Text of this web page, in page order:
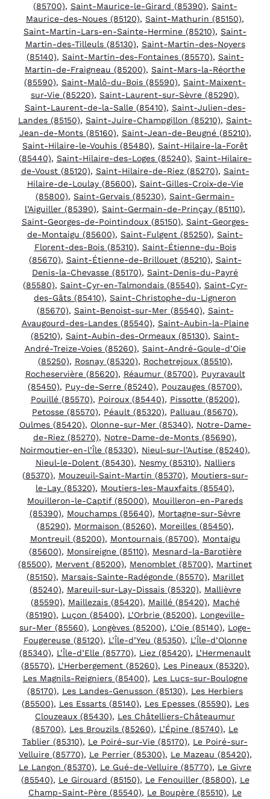
(85700), Saint-Maurice-le-Girard (85390), Saint-
Maurice-des-Noues (85120), Saint-Mathurin (85150),
Saint-Martin-Lars-en-Sainte-Hermine (85210), Saint-
Martin-des-Tilleuls (85130), Saint-Martin-des-Noyers
(85140), Saint-Martin-des-Fontaines (85570), Saint-
Martin-de-Fraigneau (85200), Saint-Mars-la-Réorthe
(85590), Saint-Malô-du-Bois (85590), Saint-Maixent-
sur-Vie (85220), Saint-Laurent-sur-Sèvre (85290),
Saint-Laurent-de-la-Salle (85410), Saint-Julien-des-
Landes (85150), Saint-Juire-Champgillon (85210), Saint-
Jean-de-Monts (85160), Saint-Jean-de-Beugné (85210),
Saint-Hilaire-le-Vouhis (85480), Saint-Hilaire-la-Forêt
(85440), Saint-Hilaire-des-Loges (85240), Saint-Hilaire-
de-Voust (85120), Saint-Hilaire-de-Riez (85270), Saint-
Hilaire-de-Loulay (85600), Saint-Gilles-Croix-de-Vie
(85800), Saint-Gervais (85230), Saint-Germain-
l’Aiguiller (85390), Saint-Germain-de-Prinçay (85110),
Saint-Georges-de-Pointindoux (85150), Saint-Georges-
de-Montaigu (85600), Saint-Fulgent (85250), Saint-
Florent-des-Bois (85310), Saint-Étienne-du-Bois
(85670), Saint-Étienne-de-Brillouet (85210), Saint-
Denis-la-Chevasse (85170), Saint-Denis-du-Payré
(85580), Saint-Cyr-en-Talmondais (85540), Saint-Cyr-
des-Gâts (85410), Saint-Christophe-du-Ligneron
(85670), Saint-Benoist-sur-Mer (85540), Saint-
Avaugourd-des-Landes (85540), Saint-Aubin-la-Plaine
(85210), Saint-Aubin-des-Ormeaux (85130), Saint-
André-Treize-Voies (85260), Saint-André-Goule-d’Oie
(85250), Rosnay (85320), Rochetrejoux (85510),
Rocheservière (85620), Réaumur (85700), Puyravault
(85450), Puy-de-Serre (85240), Pouzauges (85700),
Pouillé (85570), Poiroux (85440), Pissotte (85200),
Petosse (85570), Péault (85320), Palluau (85670),
Oulmes (85420), Olonne-sur-Mer (85340), Notre-Dame-
de-Riez (85270), Notre-Dame-de-Monts (85690),
Noirmoutier-en-l’Île (85330), Nieul-sur-l’Autise (85240),
Nieul-le-Dolent (85430), Nesmy (85310), Nalliers
(85370), Mouzeuil-Saint-Martin (85370), Moutiers-sur-
le-Lay (85320), Moutiers-les-Mauxfaits (85540),
Mouilleron-le-Captif (85000), Mouilleron-en-Pareds
(85390), Mouchamps (85640), Mortagne-sur-Sèvre
(85290), Mormaison (85260), Moreilles (85450),
Montreuil (85200), Montournais (85700), Montaigu
(85600), Monsireigne (85110), Mesnard-la-Barotière
(85500), Mervent (85200), Menomblet (85700), Martinet
(85150), Marsais-Sainte-Radégonde (85570), Marillet
(85240), Mareuil-sur-Lay-Dissais (85320), Mallièvre
(85590), Maillezais (85420), Maillé (85420), Maché
(85190), Luçon (85400), L’Orbrie (85200), Longeville-
sur-Mer (85560), Longèves (85200), L’Oie (85140), Loge-
Fougereuse (85120), L’Île-d’Yeu (85350), L’Île-d’Olonne
(85340), L’Île-d’Elle (85770), Liez (85420), L’Hermenault
(85570), L’Herbergement (85260), Les Pineaux (85320),
Les Magnils-Reigniers (85400), Les Lucs-sur-Boulogne
(85170), Les Landes-Genusson (85130), Les Herbiers
(85500), Les Essarts (85140), Les Epesses (85590), Les
Clouzeaux (85430), Les Châtelliers-Châteaumur
(85700), Les Brouzils (85260), L’Épine (85740), Le
Tablier (85310), Le Poiré-sur-Vie (85170), Le Poiré-sur-
Velluire (85770), Le Perrier (85300), Le Mazeau (85420),
Le Langon (85370), Le Gué-de-Velluire (85770), Le Givre
(85540), Le Girouard (85150), Le Fenouiller (85800), Le
Champ-Saint-Père (85540), Le Boupère (85510), Le